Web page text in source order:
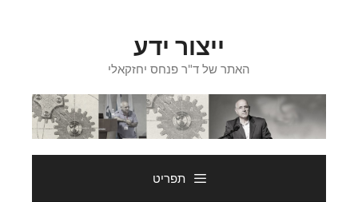
ייצור ידע
האתר של ד"ר פנחס יחזקאלי
תפריט